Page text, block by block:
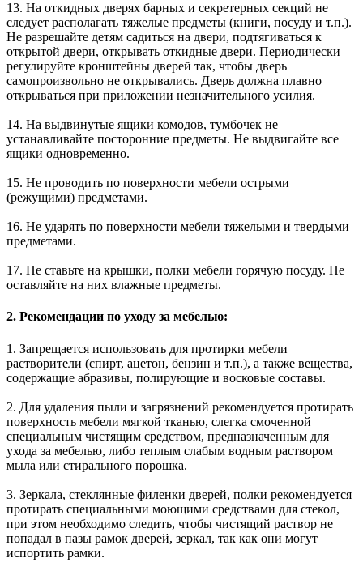
13. На откидных дверях барных и секретерных секций не
следует располагать тяжелые предметы (книги, посуду и т.п.).
Не разрешайте детям садиться на двери, подтягиваться к
открытой двери, открывать откидные двери. Периодически
регулируйте кронштейны дверей так, чтобы дверь
самопроизвольно не открывались. Дверь должна плавно
открываться при приложении незначительного усилия.
14. На выдвинутые ящики комодов, тумбочек не
устанавливайте посторонние предметы. Не выдвигайте все
ящики одновременно.
15. Не проводить по поверхности мебели острыми
(режущими) предметами.
16. Не ударять по поверхности мебели тяжелыми и твердыми
предметами.
17. Не ставьте на крышки, полки мебели горячую посуду. Не
оставляйте на них влажные предметы.
2. Рекомендации по уходу за мебелью:
1. Запрещается использовать для протирки мебели
растворители (спирт, ацетон, бензин и т.п.), а также вещества,
содержащие абразивы, полирующие и восковые составы.
2. Для удаления пыли и загрязнений рекомендуется протирать
поверхность мебели мягкой тканью, слегка смоченной
специальным чистящим средством, предназначенным для
ухода за мебелью, либо теплым слабым водным раствором
мыла или стирального порошка.
3. Зеркала, стеклянные филенки дверей, полки рекомендуется
протирать специальными моющими средствами для стекол,
при этом необходимо следить, чтобы чистящий раствор не
попадал в пазы рамок дверей, зеркал, так как они могут
испортить рамки.